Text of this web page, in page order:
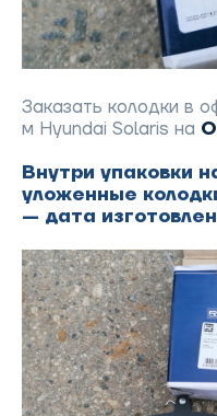
Заказать колодки в
м Hyundai Solaris на
Внутри упаковки
уложенные
— дата